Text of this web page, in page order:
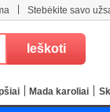
Stebėkite savo
Mada karoliai